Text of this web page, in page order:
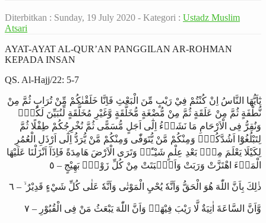
Diterbitkan : Sunday, 19 July 2020 - Kategori : Ustadz Muslim
Atsari
AYAT-AYAT AL-QUR’AN PANGGILAN AR-ROHMAN
KEPADA INSAN
QS. Al-Hajj/22: 5-7
يٰٓاَيُّهَا النَّاسُ اِنْ كُنْتُمْ فِيْ رَيْبٍ مِّنَ الْبَعْثِ فَاِنَّا خَلَقْنٰكُمْ مِّنْ تُرَابٍ ثُمَّ مِنْ
نُّطْفَةٍ ثُمَّ مِنْ عَلَقَةٍ ثُمَّ مِنْ مُّضْغَةٍ مُّخَلَّقَةٍ وَّغَيْرِ مُخَلَّقَةٍ لِّنُبَيِّنَ لَكُمْۗ
وَنُقِرُّ فِى الْاَرْحَامِ مَا نَشَاۤءُ اِلٰٓى اَجَلٍ مُّسَمًّى ثُمَّ نُخْرِجُكُمْ طِفْلًا ثُمَّ
لِتَبْلُغُوْٓا اَشُدَّكُمْۚ وَمِنْكُمْ مَّنْ يُّتَوَفّٰى وَمِنْكُمْ مَّنْ يُّرَدُّ اِلٰٓى اَرْذَلِ الْعُمُرِ
لِكَيْلَا يَعْلَمَ مِنْۢ بَعْدِ عِلْمٍ شَيْـًٔاۗ وَتَرَى الْاَرْضَ هَامِدَةً فَاِذَآ اَنْزَلْنَا عَلَيْهَا
الْمَاۤءَ اهْتَزَّتْ وَرَبَتْ وَاَنْۢبَتَتْ مِنْ كُلِّ زَوْجٍۢ بَهِيْجٍ – ٥
ذٰلِكَ بِاَنَّ اللّٰهَ هُوَ الْحَقُّ وَاَنَّهٗ يُحْيِ الْمَوْتٰى وَاَنَّهٗ عَلٰى كُلِّ شَيْءٍ قَدِيْرٌ ۙ – ٦
وَّاَنَّ السَّاعَةَ اٰتِيَةٌ لَّا رَيْبَ فِيْهَاۙ وَاَنَّ اللّٰهَ يَبْعَثُ مَنْ فِى الْقُبُوْرِ – ٧